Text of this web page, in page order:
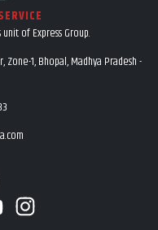
of Express Group.
Zone-1, Bhopal, Madhya Pradesh -